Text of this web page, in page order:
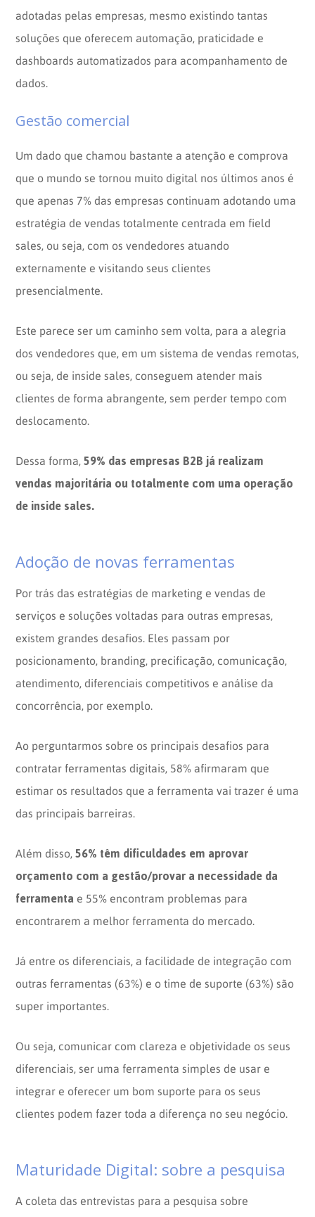
adotadas pelas empresas, mesmo existindo tantas
soluções que oferecem automação, praticidade e
dashboards automatizados para acompanhamento de
dados.
Gestão comercial
Um dado que chamou bastante a atenção e comprova
que o mundo se tornou muito digital nos últimos anos é
que apenas 7% das empresas continuam adotando uma
estratégia de vendas totalmente centrada em field
sales, ou seja, com os vendedores atuando
externamente e visitando seus clientes
presencialmente.
Este parece ser um caminho sem volta, para a alegria
dos vendedores que, em um sistema de vendas remotas,
ou seja, de inside sales, conseguem atender mais
clientes de forma abrangente, sem perder tempo com
deslocamento.
Dessa forma, 59% das empresas B2B já realizam
vendas majoritária ou totalmente com uma operação
de inside sales.
Adoção de novas ferramentas
Por trás das estratégias de marketing e vendas de
serviços e soluções voltadas para outras empresas,
existem grandes desafios. Eles passam por
posicionamento, branding, precificação, comunicação,
atendimento, diferenciais competitivos e análise da
concorrência, por exemplo.
Ao perguntarmos sobre os principais desafios para
contratar ferramentas digitais, 58% afirmaram que
estimar os resultados que a ferramenta vai trazer é uma
das principais barreiras.
Além disso, 56% têm dificuldades em aprovar
orçamento com a gestão/provar a necessidade da
ferramenta e 55% encontram problemas para
encontrarem a melhor ferramenta do mercado.
Já entre os diferenciais, a facilidade de integração com
outras ferramentas (63%) e o time de suporte (63%) são
super importantes.
Ou seja, comunicar com clareza e objetividade os seus
diferenciais, ser uma ferramenta simples de usar e
integrar e oferecer um bom suporte para os seus
clientes podem fazer toda a diferença no seu negócio.
Maturidade Digital: sobre a pesquisa
A coleta das entrevistas para a pesquisa sobre